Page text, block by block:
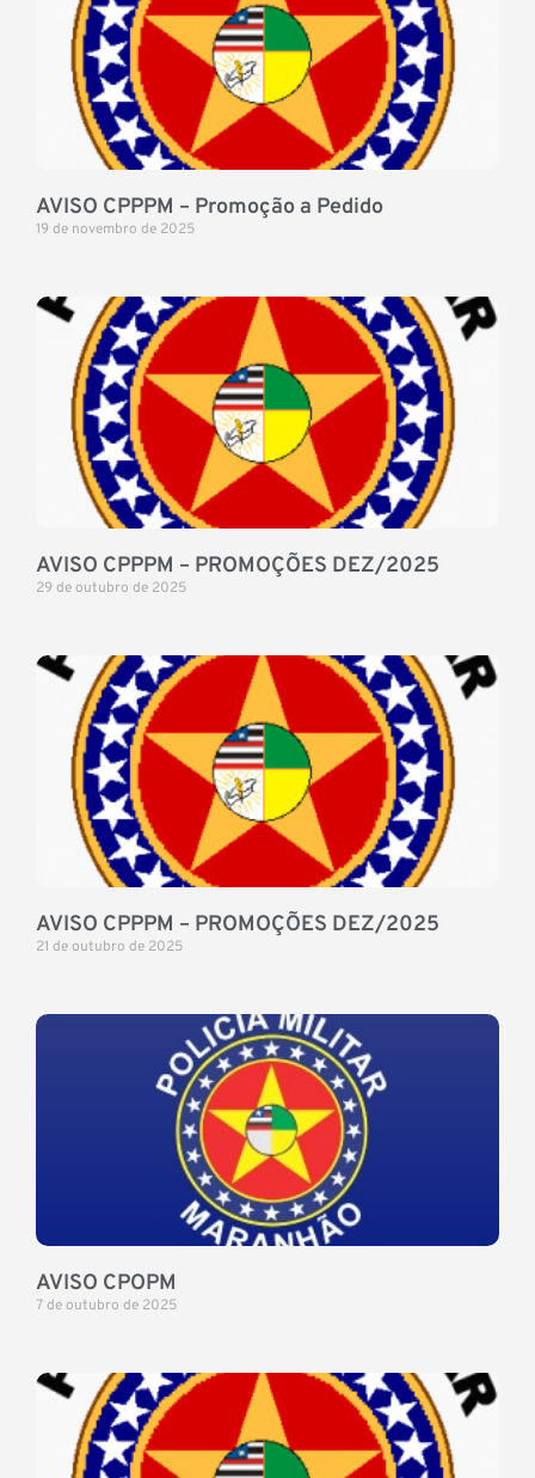
AVISO CPPPM – Promoção a Pedido
19 de novembro de 2025
AVISO CPPPM – PROMOÇÕES DEZ/2025
29 de outubro de 2025
AVISO CPPPM – PROMOÇÕES DEZ/2025
21 de outubro de 2025
AVISO CPOPM
7 de outubro de 2025